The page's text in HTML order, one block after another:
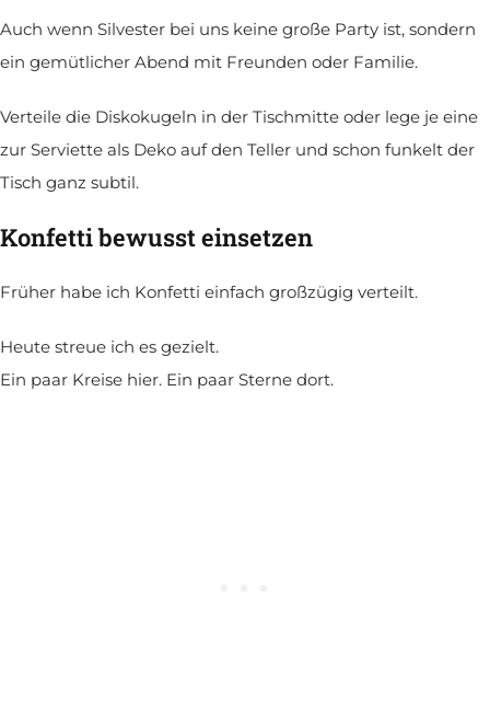
Auch wenn Silvester bei uns keine große Party ist, sondern
ein gemütlicher Abend mit Freunden oder Familie.
Verteile die Diskokugeln in der Tischmitte oder lege je eine
zur Serviette als Deko auf den Teller und schon funkelt der
Tisch ganz subtil.
Konfetti bewusst einsetzen
Früher habe ich Konfetti einfach großzügig verteilt.
Heute streue ich es gezielt.
Ein paar Kreise hier. Ein paar Sterne dort.